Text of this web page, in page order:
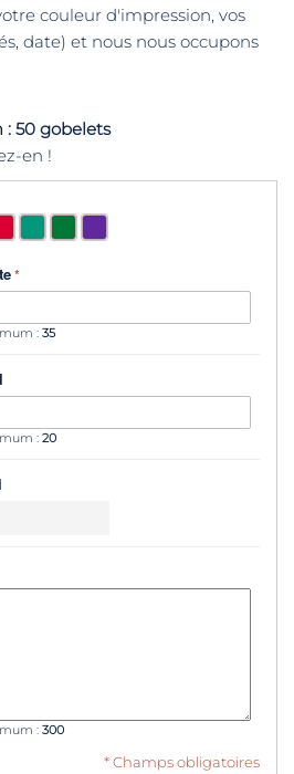
couleur d'impression, vos
date) et nous nous occupons
50 gobelets
en !
: 35
: 20
: 300
* Champs obligatoires